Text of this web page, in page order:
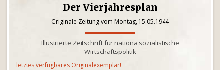
Der Vierjahresplan
Originale Zeitung vom Montag, 15.05.1944
Illustrierte Zeitschrift für nationalsozialistische
Wirtschaftspolitik
letztes verfügbares Originalexemplar!